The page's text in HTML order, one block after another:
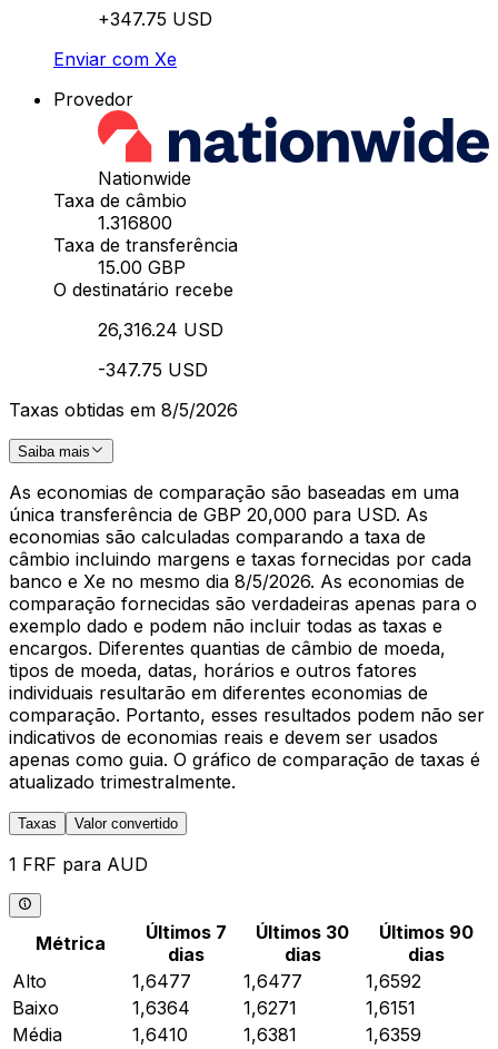
+347.75 USD
Enviar com Xe
Provedor
Nationwide
Taxa de câmbio
1.316800
Taxa de transferência
15.00 GBP
O destinatário recebe
26,316.24 USD
-347.75 USD
Taxas obtidas em 8/5/2026
Saiba mais
As economias de comparação são baseadas em uma
única transferência de GBP 20,000 para USD. As
economias são calculadas comparando a taxa de
câmbio incluindo margens e taxas fornecidas por cada
banco e Xe no mesmo dia 8/5/2026. As economias de
comparação fornecidas são verdadeiras apenas para o
exemplo dado e podem não incluir todas as taxas e
encargos. Diferentes quantias de câmbio de moeda,
tipos de moeda, datas, horários e outros fatores
individuais resultarão em diferentes economias de
comparação. Portanto, esses resultados podem não ser
indicativos de economias reais e devem ser usados
apenas como guia. O gráfico de comparação de taxas é
atualizado trimestralmente.
Taxas Valor convertido
1 FRF para AUD
Métrica
Últimos 7
dias
Últimos 30
dias
Últimos 90
dias
Alto
1,6477 1,6477
1,6592
Baixo
1,6364 1,6271
1,6151
Média
1,6410 1,6381
1,6359